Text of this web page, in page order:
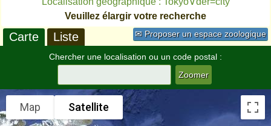
Veuillez élargir votre recherche
✉ Proposer un espace zoologique
Carte Liste
Chercher une localisation ou un code postal :
Map Satellite